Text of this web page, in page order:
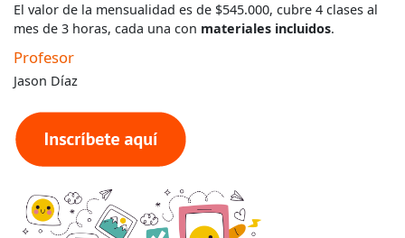
El valor de la mensualidad es de $545.000, cubre 4 clases al
mes de 3 horas, cada una con materiales incluidos.
Profesor
Jason Díaz